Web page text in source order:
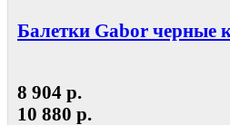
Балетки Gabor черные
8 904 р.
10 880 р.